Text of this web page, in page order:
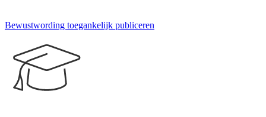
Bewustwording toegankelijk publiceren